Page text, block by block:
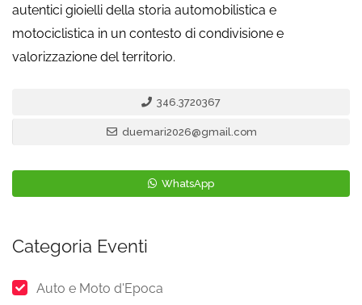
autentici gioielli della storia automobilistica e
motociclistica in un contesto di condivisione e
valorizzazione del territorio.
346.3720367
duemari2026@gmail.com
WhatsApp
Categoria Eventi
Auto e Moto d'Epoca